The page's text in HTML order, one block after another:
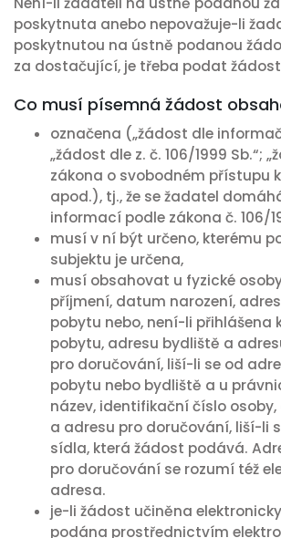
poskytnuta anebo nepovažuje-li
poskytnutou na ústně podanou
za dostačující, je třeba podat
Co musí písemná žádost
označena („žádost dle
„žádost dle z. č. 106/1999 Sb.“;
zákona o svobodném přístupu
apod.), tj., že se žadatel
informací podle zákona č. 106/
musí v ní být určeno, kterému
subjektu je určena,
musí obsahovat u fyzické
příjmení, datum narození,
pobytu nebo, není-li přihlášena
pobytu, adresu bydliště a
pro doručování, liší-li se od
pobytu nebo bydliště a u
název, identifikační číslo
a adresu pro doručování, liší-li
sídla, která žádost podává.
pro doručování se rozumí též
adresa.
je-li žádost učiněna
podána prostřednictvím